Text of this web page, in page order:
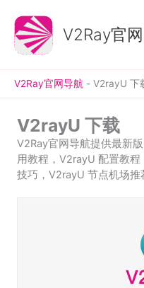
V2Ray官
V2Ray官网导航 - V2rayU 下
V2rayU 下载
V2Ray官网导航提供最新
用教程，V2rayU 配置教
技巧，V2rayU 节点机场推